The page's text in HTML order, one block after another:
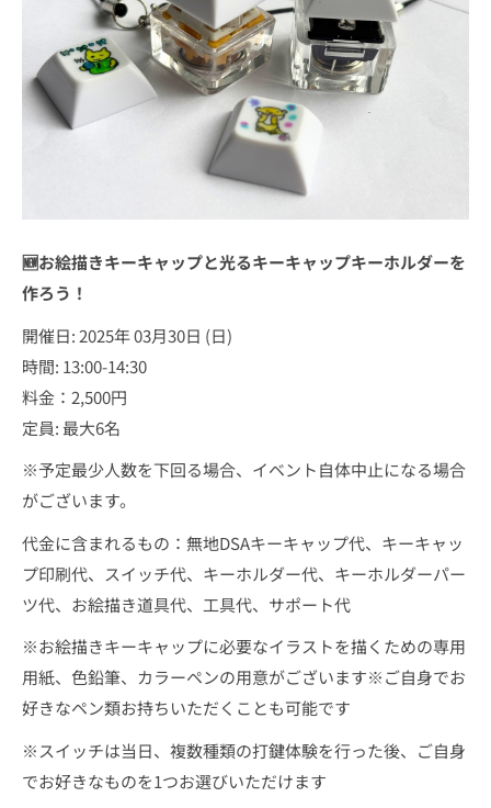
🆕お絵描きキーキャップと光るキーキャップキーホルダーを
作ろう！
開催日: 2025年 03月30日 (日)
時間: 13:00-14:30
料金：2,500円
定員: 最大6名
※予定最少人数を下回る場合、イベント自体中止になる場合
がございます。
代金に含まれるもの：無地DSAキーキャップ代、キーキャッ
プ印刷代、スイッチ代、キーホルダー代、キーホルダーパー
ツ代、お絵描き道具代、工具代、サポート代
※お絵描きキーキャップに必要なイラストを描くための専用
用紙、色鉛筆、カラーペンの用意がございます※ご自身でお
好きなペン類お持ちいただくことも可能です
※スイッチは当日、複数種類の打鍵体験を行った後、ご自身
でお好きなものを1つお選びいただけます